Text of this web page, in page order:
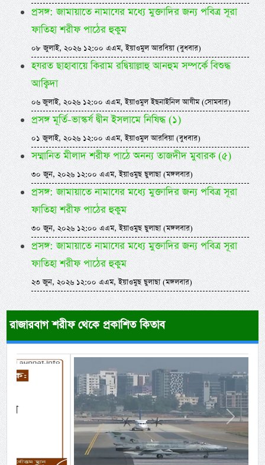
প্রসঙ্গ: জামায়াতে নামাযের মধ্যে মুক্তাদির জন্য পবিত্র সূরা
ফাতিহা শরীফ পাঠের হুকুম
০৮ জুলাই, ২০২৬ ১২:০০ এএম, ইয়াওমুল আরবিয়া (বুধবার)
হযরত ছাহাবায়ে কিরাম রদ্বিয়াল্লাহু আনহুম সম্পর্কে বিশুদ্ধ
আক্বিদা
০৬ জুলাই, ২০২৬ ১২:০০ এএম, ইয়াওমুল ইছনাইনিল আযীম (সোমবার)
প্রসঙ্গ মূর্তি-ভাস্কর্য দ্বীন ইসলামে নিষিদ্ধ (১)
০১ জুলাই, ২০২৬ ১২:০০ এএম, ইয়াওমুল আরবিয়া (বুধবার)
সম্মানিত মীলাদ শরীফ পাঠে অনন্য তাজদীদ মুবারক (৫)
৩০ জুন, ২০২৬ ১২:০০ এএম, ইয়াওমুছ ছুলাছা (মঙ্গলবার)
প্রসঙ্গ: জামায়াতে নামাযের মধ্যে মুক্তাদির জন্য পবিত্র সূরা
ফাতিহা শরীফ পাঠের হুকুম
৩০ জুন, ২০২৬ ১২:০০ এএম, ইয়াওমুছ ছুলাছা (মঙ্গলবার)
প্রসঙ্গ: জামায়াতে নামাযের মধ্যে মুক্তাদির জন্য পবিত্র সূরা
ফাতিহা শরীফ পাঠের হুকুম
২৩ জুন, ২০২৬ ১২:০০ এএম, ইয়াওমুছ ছুলাছা (মঙ্গলবার)
রাজারবাগ শরীফ থেকে প্রকাশিত কিতাব
Next